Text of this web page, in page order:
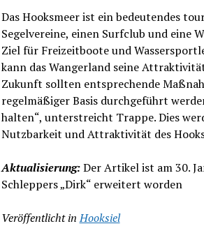
Das Hooksmeer ist ein bedeutendes
Segelvereine, einen Surfclub und eine
Ziel für Freizeitboote und
kann das Wangerland seine
Zukunft sollten entsprechende
regelmäßiger Basis durchgeführt
halten“, unterstreicht Trappe. Dies
Nutzbarkeit und Attraktivität des
Aktualisierung:Der Artikel ist am 30.
Schleppers „Dirk“ erweitert worden
Veröffentlicht in Hooksiel